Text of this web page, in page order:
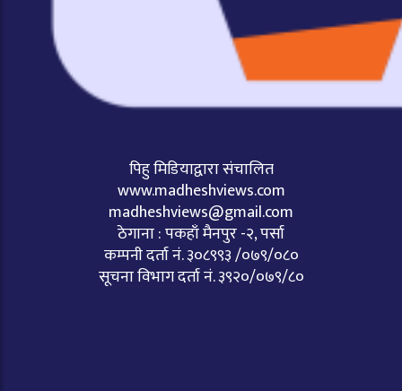
पिहु मिडियाद्वारा संचालित
www.madheshviews.com
madheshviews@gmail.com
ठेगाना : पकहाँ मैनपुर -२, पर्सा
कम्पनी दर्ता नं. ३०८९९३ /०७९/०८०
सूचना विभाग दर्ता नं. ३९२०/०७९/८०